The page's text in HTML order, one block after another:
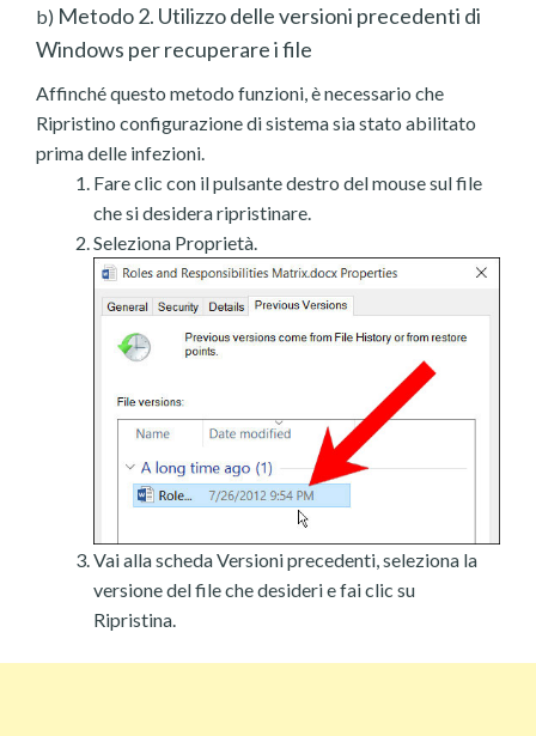
b) Metodo 2. Utilizzo delle versioni precedenti di
Windows per recuperare i file
Affinché questo metodo funzioni, è necessario che
Ripristino configurazione di sistema sia stato abilitato
prima delle infezioni.
Fare clic con il pulsante destro del mouse sul file
che si desidera ripristinare.
Seleziona Proprietà.
Vai alla scheda Versioni precedenti, seleziona la
versione del file che desideri e fai clic su
Ripristina.